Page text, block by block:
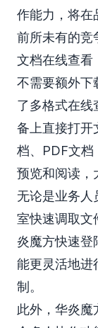
作能力，将在
前所未有的竞
文档在线查看
不需要额外下
了多格式在线
备上直接打开
档、PDF文档
预览和阅读，
无论是业务人
室快速调取文
炎魔方快速登
能更灵活地进
制。
此外，华炎魔